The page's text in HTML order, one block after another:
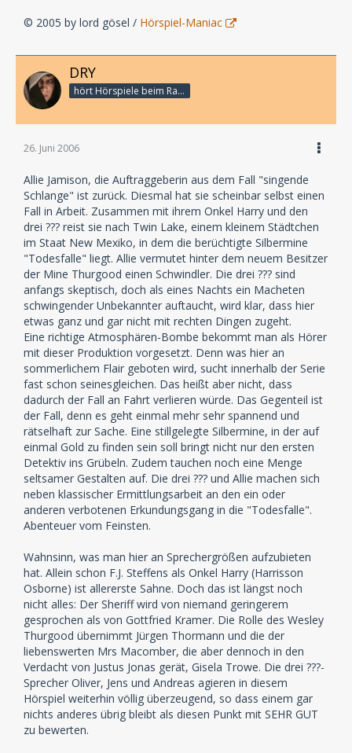
© 2005 by lord gösel / Hörspiel-Maniac
DRY
hört Hörspiele beim Rasenmähen
26. Juni 2006
Allie Jamison, die Auftraggeberin aus dem Fall "singende
Schlange" ist zurück. Diesmal hat sie scheinbar selbst einen
Fall in Arbeit. Zusammen mit ihrem Onkel Harry und den
drei ??? reist sie nach Twin Lake, einem kleinem Städtchen
im Staat New Mexiko, in dem die berüchtigte Silbermine
"Todesfalle" liegt. Allie vermutet hinter dem neuem Besitzer
der Mine Thurgood einen Schwindler. Die drei ??? sind
anfangs skeptisch, doch als eines Nachts ein Macheten
schwingender Unbekannter auftaucht, wird klar, dass hier
etwas ganz und gar nicht mit rechten Dingen zugeht.
Eine richtige Atmosphären-Bombe bekommt man als Hörer
mit dieser Produktion vorgesetzt. Denn was hier an
sommerlichem Flair geboten wird, sucht innerhalb der Serie
fast schon seinesgleichen. Das heißt aber nicht, dass
dadurch der Fall an Fahrt verlieren würde. Das Gegenteil ist
der Fall, denn es geht einmal mehr sehr spannend und
rätselhaft zur Sache. Eine stillgelegte Silbermine, in der auf
einmal Gold zu finden sein soll bringt nicht nur den ersten
Detektiv ins Grübeln. Zudem tauchen noch eine Menge
seltsamer Gestalten auf. Die drei ??? und Allie machen sich
neben klassischer Ermittlungsarbeit an den ein oder
anderen verbotenen Erkundungsgang in die "Todesfalle".
Abenteuer vom Feinsten.
Wahnsinn, was man hier an Sprechergrößen aufzubieten
hat. Allein schon F.J. Steffens als Onkel Harry (Harrisson
Osborne) ist allererste Sahne. Doch das ist längst noch
nicht alles: Der Sheriff wird von niemand geringerem
gesprochen als von Gottfried Kramer. Die Rolle des Wesley
Thurgood übernimmt Jürgen Thormann und die der
liebenswerten Mrs Macomber, die aber dennoch in den
Verdacht von Justus Jonas gerät, Gisela Trowe. Die drei ???-
Sprecher Oliver, Jens und Andreas agieren in diesem
Hörspiel weiterhin völlig überzeugend, so dass einem gar
nichts anderes übrig bleibt als diesen Punkt mit SEHR GUT
zu bewerten.